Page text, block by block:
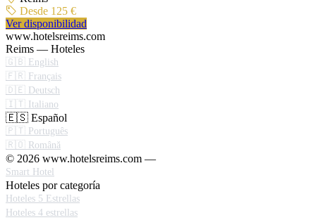
Desde 125 €
Ver disponibilidad
www.hotelsreims.com
Reims — Hoteles
🇬🇧 English
🇫🇷 Français
🇩🇪 Deutsch
🇮🇹 Italiano
🇪🇸 Español
🇵🇹 Português
🇷🇴 Română
© 2026 www.hotelsreims.com —
Smart Hotel
Hoteles por categoría
Hoteles 5 Estrellas
Hoteles 4 estrellas